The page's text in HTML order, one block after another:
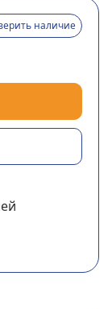
наличие